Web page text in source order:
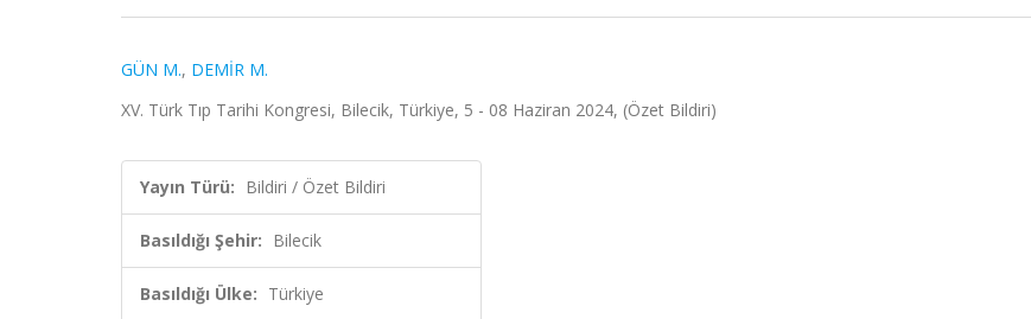
GÜN M., DEMİR M.
XV. Türk Tıp Tarihi Kongresi, Bilecik, Türkiye, 5 - 08 Haziran 2024, (Özet Bildiri)
Yayın Türü: Bildiri / Özet Bildiri
Basıldığı Şehir: Bilecik
Basıldığı Ülke: Türkiye